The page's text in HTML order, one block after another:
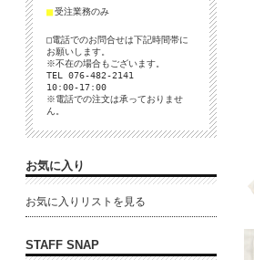
■受注業務のみ
□電話でのお問合せは下記時間帯に
お願いします。
※不在の場合もございます。
TEL 076-482-2141
10:00-17:00
※電話での注文は承っておりませ
ん。
お気に入り
お気に入りリストを見る
STAFF SNAP